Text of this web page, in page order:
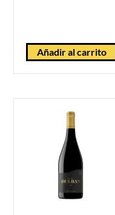
Añadir al carrito